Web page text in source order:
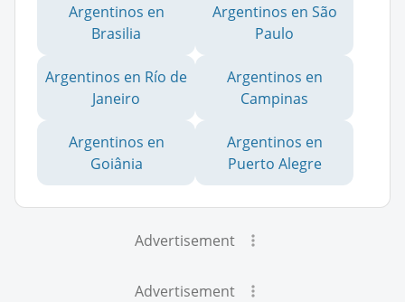
Argentinos en
Brasilia
Argentinos en São
Paulo
Argentinos en Río de
Janeiro
Argentinos en
Campinas
Argentinos en
Goiânia
Argentinos en
Puerto Alegre
Advertisement
Advertisement